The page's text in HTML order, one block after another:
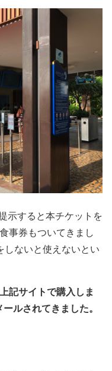
示すると本チケットを
事券もついてきまし
しないと使えないとい
記サイトで購入しま
ルされてきました。